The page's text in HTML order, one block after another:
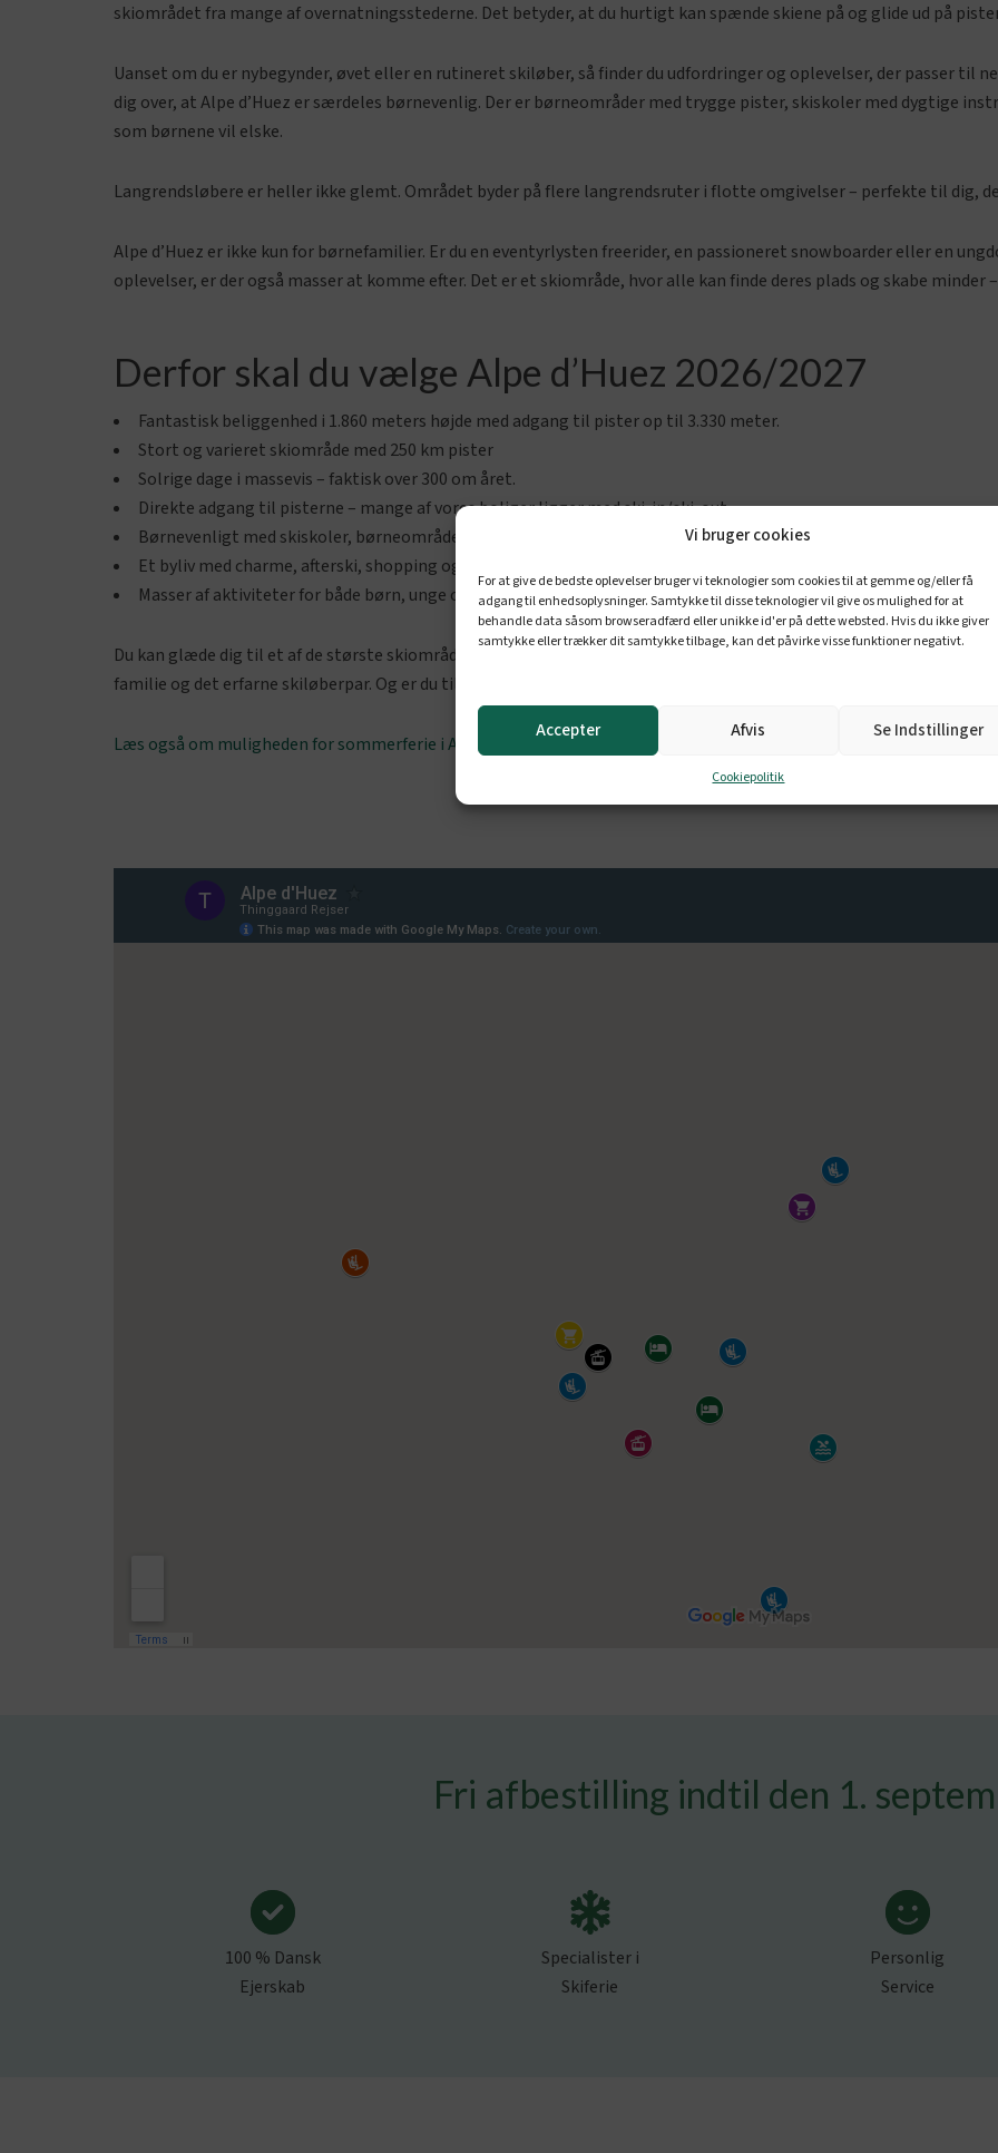
Vi bruger cookies
For at give de bedste oplevelser bruger vi teknologier som cookies til at gemme og/eller få
adgang til enhedsoplysninger. Samtykke til disse teknologier vil give os mulighed for at
behandle data såsom browseradfærd eller unikke id'er på dette websted. Hvis du ikke giver
samtykke eller trækker dit samtykke tilbage, kan det påvirke visse funktioner negativt.
Accepter Afvis Se Indstillinger
Cookiepolitik
skiområdet fra mange af overnatningsstederne. Det betyder, at du hurtigt kan spænde skiene på og glide ud på
Uanset om du er nybegynder, øvet eller en rutineret skiløber, så finder du udfordringer og oplevelser, der passer til
dig over, at Alpe d’Huez er særdeles børnevenlig. Der er børneområder med trygge pister, skiskoler med dygtige
som børnene vil elske.
Langrendsløbere er heller ikke glemt. Området byder på flere langrendsruter i flotte omgivelser – perfekte til dig,
Alpe d’Huez er ikke kun for børnefamilier. Er du en eventyrlysten freerider, en passioneret snowboarder eller en
oplevelser, er der også masser at komme efter. Det er et skiområde, hvor alle kan finde deres plads og skabe minder
Derfor skal du vælge Alpe d’Huez 2026/2027
Fantastisk beliggenhed i 1.860 meters højde med adgang til pister op til 3.330 meter.
Stort og varieret skiområde med 250 km pister
Solrige dage i massevis – faktisk over 300 om året.
Direkte adgang til pisterne – mange af vores boliger ligger med ski-in/ski-out.
Børnevenligt med skiskoler, børneområder og mange aktiviteter
Et byliv med charme, afterski, shopping og gode restauranter.
Masser af aktiviteter for både børn, unge og voksne – på og uden for pisten.
Du kan glæde dig til et af de største skiområder i Frankrig, med hele 250 km pister, udfordringer for alle niveauer og
familie og det erfarne skiløberpar. Og er du til langrend, finder du flere velpræparerede spor i naturskønne omgivelser.
Læs også om muligheden for sommerferie i Alpe d’Huez med Thinggaard her →
Fri afbestilling indtil den 1.
100 % Dansk
Ejerskab
Specialister i
Skiferie
Personlig
Service